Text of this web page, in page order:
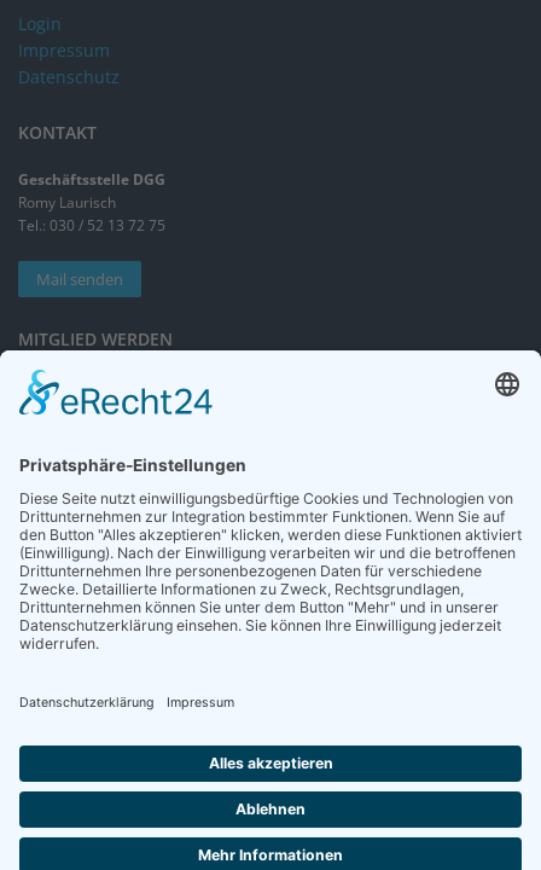
Login
Impressum
Datenschutz
KONTAKT
Geschäftsstelle DGG
Romy Laurisch
Tel.: 030 / 52 13 72 75
Mail senden
MITGLIED WERDEN
Sieben gute Gründe
für Ihre Mitgliedschaft
NEWSLETTER
Neuigkeiten rund um die Geriatrie und die DGG – regelmäßig in Ihrem
Postfach.
Die Zeitschrift für Gerontologie und Geriatrie informiert über Neues aus
unserem Fach.